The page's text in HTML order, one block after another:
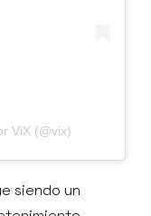
ViX (@vix)
siendo un